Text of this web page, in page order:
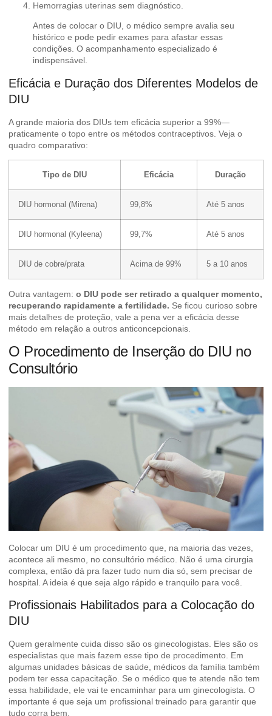
Hemorragias uterinas sem diagnóstico.
Antes de colocar o DIU, o médico sempre avalia seu
histórico e pode pedir exames para afastar essas
condições. O acompanhamento especializado é
indispensável.
Eficácia e Duração dos Diferentes Modelos de
DIU
A grande maioria dos DIUs tem eficácia superior a 99%—
praticamente o topo entre os métodos contraceptivos. Veja o
quadro comparativo:
Tipo de DIU Eficácia Duração
DIU hormonal (Mirena) 99,8% Até 5 anos
DIU hormonal (Kyleena) 99,7% Até 5 anos
DIU de cobre/prata Acima de 99% 5 a 10 anos
Outra vantagem: o DIU pode ser retirado a qualquer momento,
recuperando rapidamente a fertilidade. Se ficou curioso sobre
mais detalhes de proteção, vale a pena ver a eficácia desse
método em relação a outros anticoncepcionais.
O Procedimento de Inserção do DIU no
Consultório
Colocar um DIU é um procedimento que, na maioria das vezes,
acontece ali mesmo, no consultório médico. Não é uma cirurgia
complexa, então dá pra fazer tudo num dia só, sem precisar de
hospital. A ideia é que seja algo rápido e tranquilo para você.
Profissionais Habilitados para a Colocação do
DIU
Quem geralmente cuida disso são os ginecologistas. Eles são os
especialistas que mais fazem esse tipo de procedimento. Em
algumas unidades básicas de saúde, médicos da família também
podem ter essa capacitação. Se o médico que te atende não tem
essa habilidade, ele vai te encaminhar para um ginecologista. O
importante é que seja um profissional treinado para garantir que
tudo corra bem.